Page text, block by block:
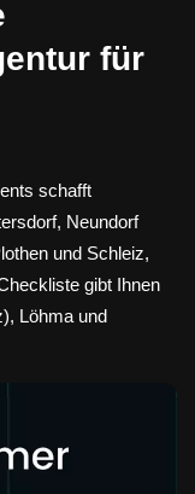
für
schafft
Neundorf
und Schleiz,
gibt Ihnen
Löhma und